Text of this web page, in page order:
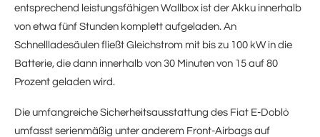
entsprechend leistungsfähigen Wallbox ist der Akku innerhalb
von etwa fünf Stunden komplett aufgeladen. An
Schnellladesäulen fließt Gleichstrom mit bis zu 100 kW in die
Batterie, die dann innerhalb von 30 Minuten von 15 auf 80
Prozent geladen wird.
Die umfangreiche Sicherheitsausstattung des Fiat E-Doblò
umfasst serienmäßig unter anderem Front-Airbags auf